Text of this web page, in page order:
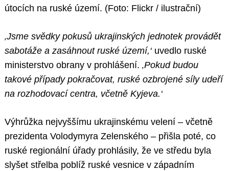
útocích na ruské území. (Foto: Flickr / ilustrační)
‚Jsme svědky pokusů ukrajinských jednotek provádět
sabotáže a zasáhnout ruské území,‘ uvedlo ruské
ministerstvo obrany v prohlášení. ‚Pokud budou
takové případy pokračovat, ruské ozbrojené síly udeří
na rozhodovací centra, včetně Kyjeva.‘
Výhrůžka nejvyššímu ukrajinskému velení – včetně
prezidenta Volodymyra Zelenského – přišla poté, co
ruské regionální úřady prohlásily, že ve středu byla
slyšet střelba poblíž ruské vesnice v západním